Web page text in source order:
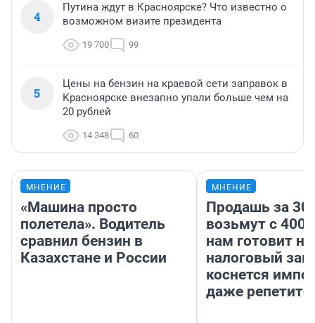
4
Путина ждут в Красноярске? Что известно о
возможном визите президента
19 700 99
5
Цены на бензин на краевой сети заправок в
Красноярске внезапно упали больше чем на
20 рублей
14 348 60
МНЕНИЕ
«Машина просто
полетела». Водитель
сравнил бензин в
Казахстане и России
МНЕНИЕ
Продашь за
возьмут с
нам готовит
налоговый
коснется
даже